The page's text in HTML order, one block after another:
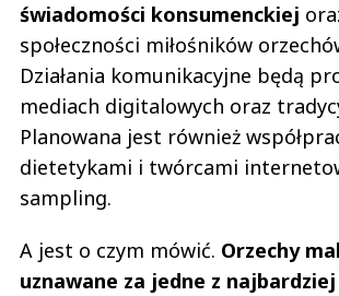
świadomości konsumenckiej
społeczności miłośników
Działania komunikacyjne będą
mediach digitalowych oraz
Planowana jest również
dietetykami i twórcami
sampling.
A jest o czym mówić. Orzechy
uznawane za jedne z